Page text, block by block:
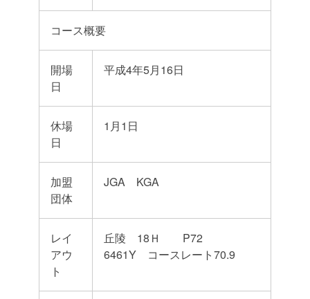
コース概要
開場
日
平成4年5月16日
休場
日
1月1日
加盟
団体
JGA KGA
レイ
アウ
ト
丘陵 18Ｈ P72
6461Y コースレート70.9